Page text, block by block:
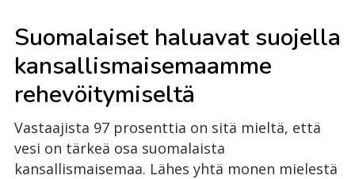
Suomalaiset haluavat suojella
kansallismaisemaamme
rehevöitymiseltä
Vastaajista 97 prosenttia on sitä mieltä, että
vesi on tärkeä osa suomalaista
kansallismaisemaa. Lähes yhtä monen mielestä